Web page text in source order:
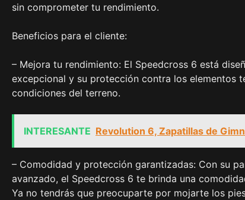
sin comprometer tu rendimiento.
Beneficios para el cliente:
– Mejora tu rendimiento: El Speedcross 6 está
excepcional y su protección contra los elementos
condiciones del terreno.
INTERESANTE Revolution 6, Zapatillas de
– Comodidad y protección garantizadas: Con su
avanzado, el Speedcross 6 te brinda una
Ya no tendrás que preocuparte por mojarte los